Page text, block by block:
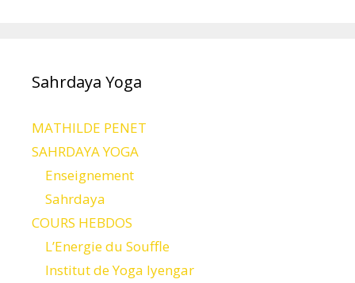
Sahrdaya Yoga
MATHILDE PENET
SAHRDAYA YOGA
Enseignement
Sahrdaya
COURS HEBDOS
L’Energie du Souffle
Institut de Yoga Iyengar